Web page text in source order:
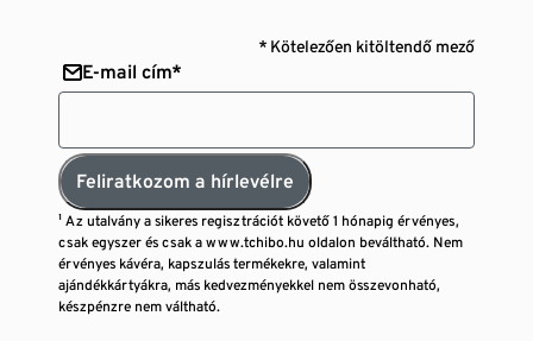
* Kötelezően kitöltendő mező
E-mail cím*
Feliratkozom a hírlevélre
¹ Az utalvány a sikeres regisztrációt követő 1 hónapig érvényes,
csak egyszer és csak a www.tchibo.hu oldalon beváltható. Nem
érvényes kávéra, kapszulás termékekre, valamint
ajándékkártyákra, más kedvezményekkel nem összevonható,
készpénzre nem váltható.